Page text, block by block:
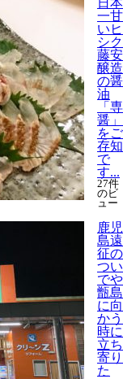
日本
一甘
いヒ
シク
藤安
醸造
の醤
油
「専
醤」
をご
存知
で
す...
27件
のビ
ュー
鹿児
島遠
征の
つい
でや
甑島
に向
かう
時に
立ち
寄り
た